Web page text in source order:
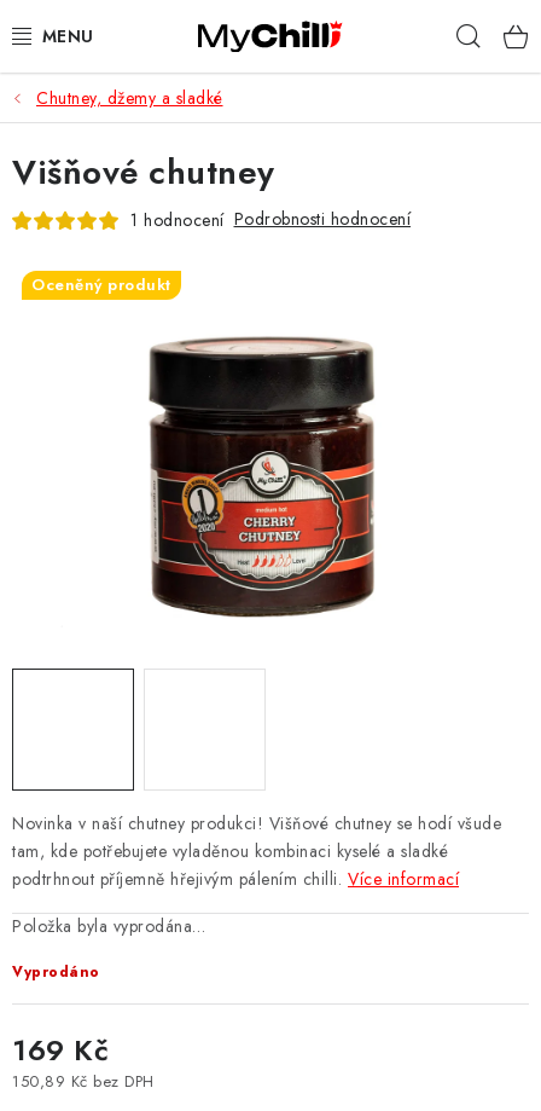
na
KOMPLETNÍ NABÍDKA
DÁRKOVÉ SADY
OCENĚNÉ PRODUKTY
LIMITOVANÉ EDICE
KDE NÁS KOUPÍTE
CHILLI OMÁČKY VŠECH PÁLIVOSTÍ
CHUTNEY, DŽEMY A SLADKÉ
SALSY, DIPY, KOŘENÍ
Velkoobchodní spolupráce
Hodnocení obchodu
Obchodní podmínky
Kde nás koupíte
Chutney, džemy a sladké
Novinka v naší chutney produkci! Višňové chutney se hodí všude
tam, kde potřebujete vyladěnou kombinaci kyselé a sladké
podtrhnout příjemně hřejivým pálením chilli. Více informací
Položka byla vyprodána…
Vyprodáno
169 Kč
150,89 Kč bez DPH
Višňové chutney
1 hodnocení Podrobnosti hodnocení
Oceněný produkt